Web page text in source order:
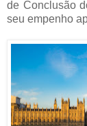
de Conclusão
seu empenho